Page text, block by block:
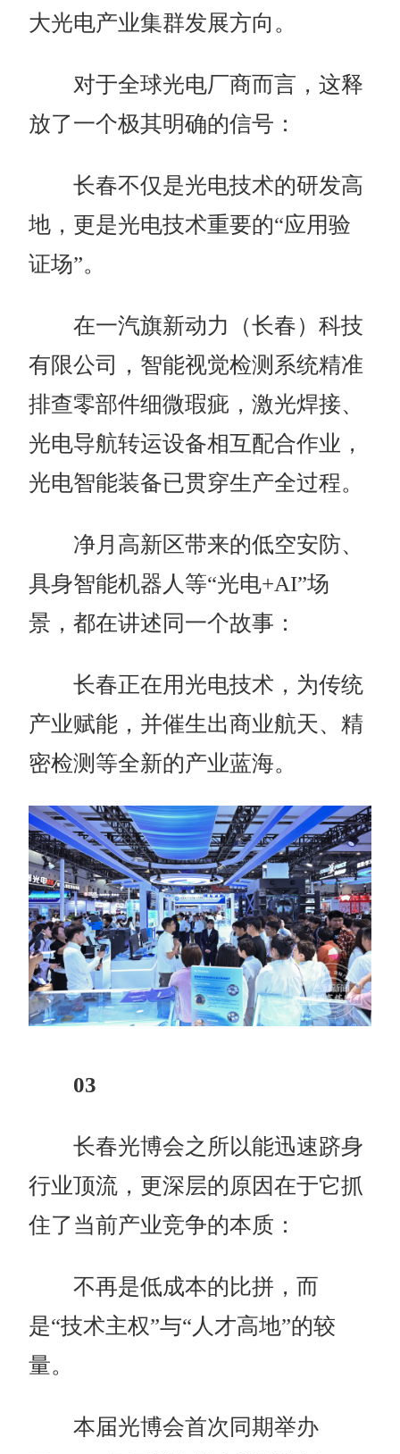
大光电产业集群发展方向。
对于全球光电厂商而言，这释
放了一个极其明确的信号：
长春不仅是光电技术的研发高
地，更是光电技术重要的“应用验
证场”。
在一汽旗新动力（长春）科技
有限公司，智能视觉检测系统精准
排查零部件细微瑕疵，激光焊接、
光电导航转运设备相互配合作业，
光电智能装备已贯穿生产全过程。
净月高新区带来的低空安防、
具身智能机器人等“光电+AI”场
景，都在讲述同一个故事：
长春正在用光电技术，为传统
产业赋能，并催生出商业航天、精
密检测等全新的产业蓝海。
03
长春光博会之所以能迅速跻身
行业顶流，更深层的原因在于它抓
住了当前产业竞争的本质：
不再是低成本的比拼，而
是“技术主权”与“人才高地”的较
量。
本届光博会首次同期举办